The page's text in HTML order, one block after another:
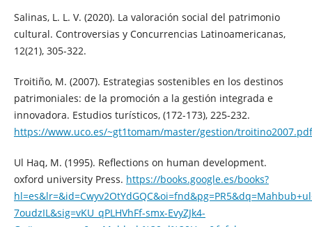
Salinas, L. L. V. (2020). La valoración social del patrimonio
cultural. Controversias y Concurrencias Latinoamericanas,
12(21), 305-322.
Troitiño, M. (2007). Estrategias sostenibles en los destinos
patrimoniales: de la promoción a la gestión integrada e
innovadora. Estudios turísticos, (172-173), 225-232.
https://www.uco.es/~gt1tomam/master/gestion/troitino2007.pdf
Ul Haq, M. (1995). Reflections on human development.
oxford university Press. https://books.google.es/books?
7oudzIL&sig=vKU_qPLHVhFf-smx-EvyZJk4-